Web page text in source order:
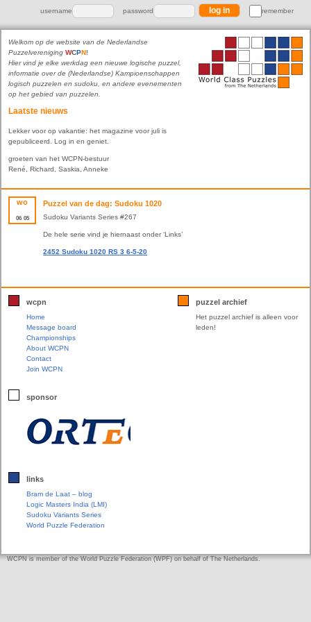
username password remember
Welkom op de website van de Nederlandse
Puzzelvereniging WCPN!
Hier vind je elke werkdag een nieuwe logische puzzel,
informatie over de (Nederlandse) Kampioenschappen
logisch puzzelen en sudoku, en andere evenementen
op het gebied van puzzelen.
Laatste nieuws
Lekker voor op vakantie: het magazine voor juli is
gepubliceerd. Log in en geniet.
groeten van het WCPN-bestuur
René, Richard, Saskia, Anneke
wo
06 05
Puzzel van de dag: Sudoku 1020
Sudoku Variants Series #267
De hele serie vind je hiernaast onder ‘Links’
2452 Sudoku 1020 RS 3 6-5-20
wcpn
Home
Message board
Championships
About WCPN
Contact
Join WCPN
sponsor
links
Bram de Laat – blog
Logic Masters India (LMI)
Sudoku Variants Series
World Puzzle Federation
puzzel archief
Het puzzel archief is alleen voor
leden!
WCPN is member of the World Puzzle Federation (WPF) on behalf of The Netherlands.